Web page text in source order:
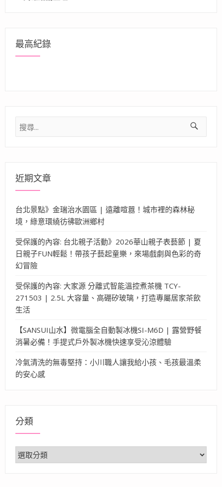
最高紀錄
搜
尋
近期文章
台北景點》金瑞治水園區 | 遠離喧囂！城市裡的森林秘
境，綠意環繞彷彿歐洲鄉村
受保護的內容: 台北親子活動》2026華山親子表藝節 | 夏
日親子FUN輕鬆！帶孩子藝起童樂，來場戲劇與色彩的奇
幻冒險
受保護的內容: 大家源 分離式智能溫控煮茶機 TCY-
271503 | 2.5L 大容量、高硼矽玻璃，打造專屬居家茶飲
生活
【SANSUI山水】微電腦全自動製冰機SI-M6D | 露營野餐
消暑必備！手提式戶外製冰機快速享受沁涼體驗
冷氣清洗的無毒堅持：小川職人讓我給小孩、毛孩最溫柔
的安心感
分類
分
類